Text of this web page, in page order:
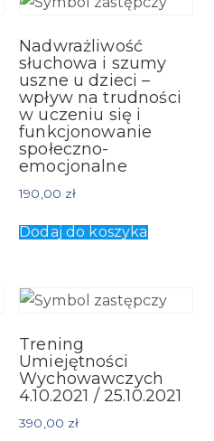
Nadwrażliwość
słuchowa i szumy
uszne u dzieci –
wpływ na trudności
w uczeniu się i
funkcjonowanie
społeczno-
emocjonalne
190,00 zł
Dodaj do koszyka
Trening
Umiejętności
Wychowawczych
4.10.2021 / 25.10.2021
390,00 zł